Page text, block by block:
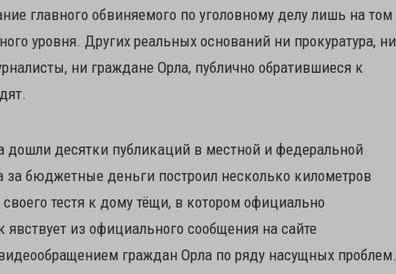
главного обвиняемого по уголовному делу лишь на том
уровня. Других реальных оснований ни прокуратура, ни
ни граждане Орла, публично обратившиеся к
десятки публикаций в местной и федеральной
бюджетные деньги построил несколько километров
тестя к дому тёщи, в котором официально
из официального сообщения на сайте
граждан Орла по ряду насущных проблем.